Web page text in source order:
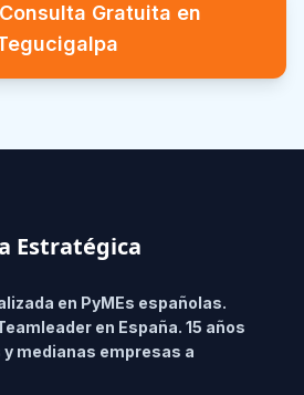
Gratuita en
Estratégica
en PyMEs españolas.
en España. 15 años
medianas empresas a